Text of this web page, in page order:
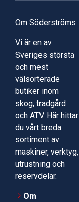
Om Söderströms
Vi är en av
Sveriges största
och mest
välsorterade
butiker inom
skog, trädgård
och ATV. Här hittar
du vårt breda
sortiment av
maskiner, verktyg,
utrustning och
reservdelar.
Om